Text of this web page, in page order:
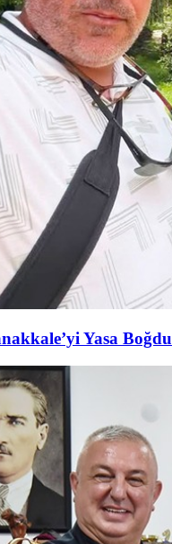
Yasa Boğdu